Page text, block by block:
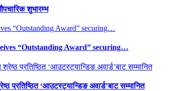
शुभारम्भ
“Outstanding Award” securing…
प्रतिष्ठित ‘आउटस्ट्यान्डिङ अवार्ड’बाट सम्मानित